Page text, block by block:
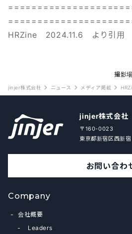
HRZine 2024.11.6 より引用
jinjer株式会社 ニュース メディア掲載
撮影
jinjer株式会社
〒160-0023
東京都新宿区西新
お問い合わ
Company
会社概要
Leaders